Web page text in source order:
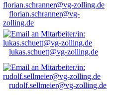
florian.schranner@vg-
zolling.de
lukas.schuett@vg-zolling.de
rudolf.sellmeier@vg-zolling.de